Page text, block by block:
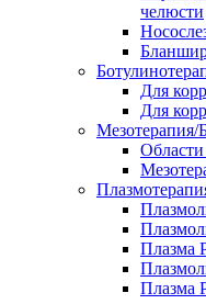
челюсти
Для
Для
Мезотерапия/
Области
Плазма
Плазма